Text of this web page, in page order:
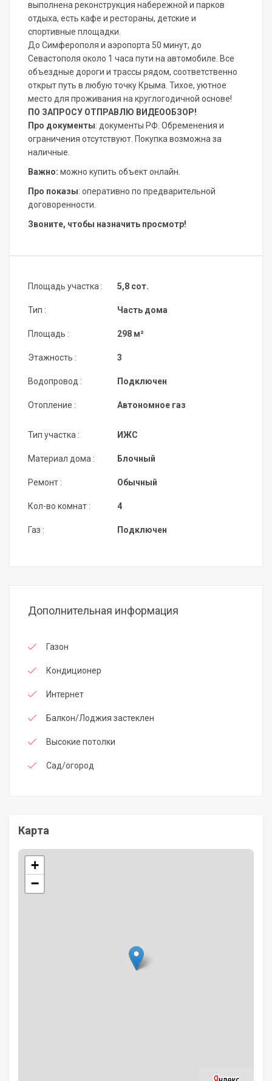
выполнена реконструкция набережной и парков
отдыха, есть кафе и рестораны, детские и
спортивные площадки.
До Симферополя и аэропорта 50 минут, до
Севастополя около 1 часа пути на автомобиле. Все
объездные дороги и трассы рядом, соответственно
открыт путь в любую точку Крыма. Тихое, уютное
место для проживания на круглогодичной основе!
ПО ЗАПРОСУ ОТПРАВЛЮ ВИДЕООБЗОР!
Про документы: документы РФ. Обременения и
ограничения отсутствуют. Покупка возможна за
наличные.
Важно: можно купить объект онлайн.
Про показы: оперативно по предварительной
договоренности.
Звоните, чтобы назначить просмотр!
Площадь участка :
Тип :
Площадь :
Этажность :
Водопровод :
Отопление :
5,8 сот.
Часть дома
298 м²
3
Подключен
Автономное газ
Тип участка :
Материал дома :
Ремонт :
Кол-во комнат :
Газ :
ИЖС
Блочный
Обычный
4
Подключен
Дополнительная информация
Газон
Кондиционер
Интернет
Балкон/Лоджия застеклен
Высокие потолки
Сад/огород
Карта
+
−